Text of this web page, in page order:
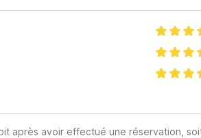
après avoir effectué une réservation,